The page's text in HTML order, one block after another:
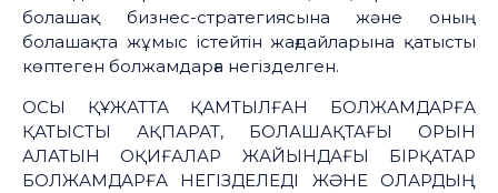
болашақ бизнес-стратегиясына және оның
болашақта жұмыс істейтін жағдайларына қатысты
көптеген болжамдарға негізделген.
ОСЫ ҚҰЖАТТА ҚАМТЫЛҒАН БОЛЖАМДАРҒА
ҚАТЫСТЫ АҚПАРАТ, БОЛАШАҚТАҒЫ ОРЫН
АЛАТЫН ОҚИҒАЛАР ЖАЙЫНДАҒЫ БІРҚАТАР
БОЛЖАМДАРҒА НЕГІЗДЕЛЕДІ ЖӘНЕ ОЛАРДЫҢ